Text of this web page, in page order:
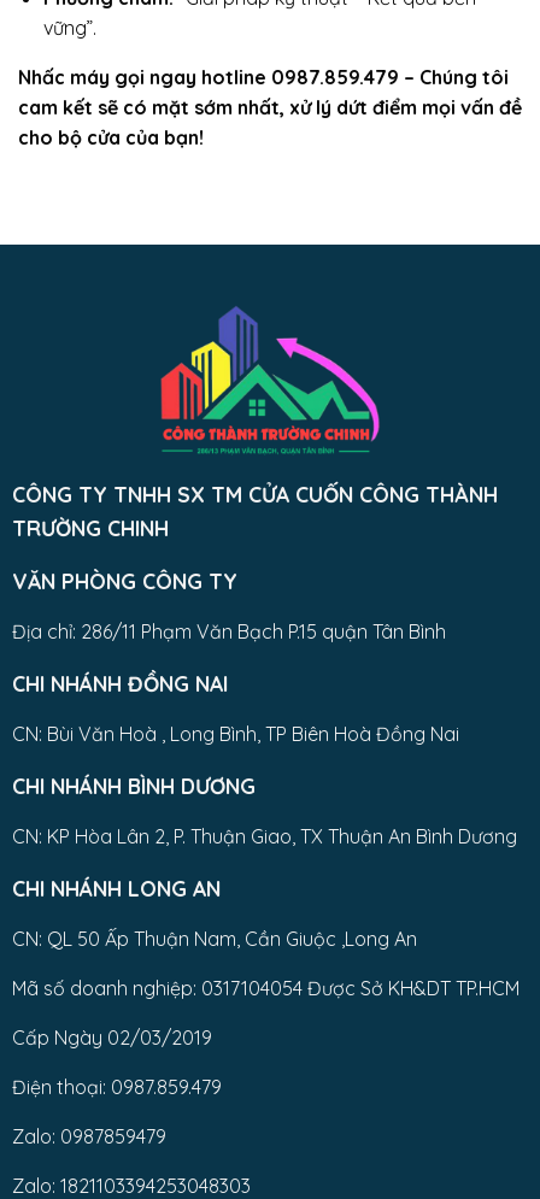
vững”.
Nhấc máy gọi ngay hotline 0987.859.479 – Chúng tôi
cam kết sẽ có mặt sớm nhất, xử lý dứt điểm mọi vấn đề
cho bộ cửa của bạn!
CÔNG TY TNHH SX TM CỬA CUỐN CÔNG THÀNH
TRƯỜNG CHINH
VĂN PHÒNG CÔNG TY
Địa chỉ: 286/11 Phạm Văn Bạch P.15 quận Tân Bình
CHI NHÁNH ĐỒNG NAI
CN: Bùi Văn Hoà , Long Bình, TP Biên Hoà Đồng Nai
CHI NHÁNH BÌNH DƯƠNG
CN: KP Hòa Lân 2, P. Thuận Giao, TX Thuận An Bình Dương
CHI NHÁNH LONG AN
CN: QL 50 Ấp Thuận Nam, Cần Giuộc ,Long An
Mã số doanh nghiệp: 0317104054 Được Sở KH&DT TP.HCM
Cấp Ngày 02/03/2019
Điện thoại: 0987.859.479
Zalo: 0987859479
Zalo: 1821103394253048303